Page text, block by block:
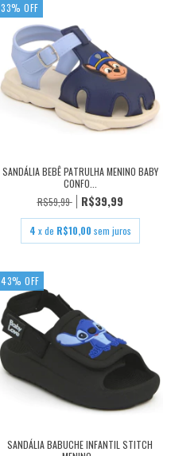
33% OFF
SANDÁLIA BEBÊ PATRULHA MENINO BABY
CONFO...
R$59,99
R$39,99
4 x de R$10,00 sem juros
43% OFF
SANDÁLIA BABUCHE INFANTIL STITCH